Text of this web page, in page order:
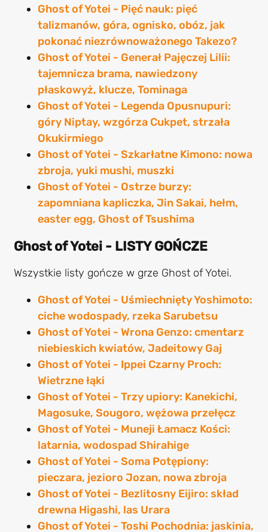
Ghost of Yotei - Pięć nauk: pięć
talizmanów, góra, ognisko, obóz, jak
pokonać niezrównoważonego Takezo?
Ghost of Yotei - Generał Pajęczej Lilii:
tajemnicza brama, nawiedzony
płaskowyż, klucze, Tominaga
Ghost of Yotei - Legenda Opusnupuri:
góry Niptay, wzgórza Cukpet, strzała
Okukirmiego
Ghost of Yotei - Szkarłatne Kimono: nowa
zbroja, yuki mushi, muszki
Ghost of Yotei - Ostrze burzy:
zapomniana kapliczka, Jin Sakai, hełm,
easter egg, Ghost of Tsushima
Ghost of Yotei - LISTY GOŃCZE
Wszystkie listy gończe w grze Ghost of Yotei.
Ghost of Yotei - Uśmiechnięty Yoshimoto:
ciche wodospady, rzeka Sarubetsu
Ghost of Yotei - Wrona Genzo: cmentarz
niebieskich kwiatów, Jadeitowy Gaj
Ghost of Yotei - Ippei Czarny Proch:
Wietrzne łąki
Ghost of Yotei - Trzy upiory: Kanekichi,
Magosuke, Sougoro, wężowa przełęcz
Ghost of Yotei - Muneji Łamacz Kości:
latarnia, wodospad Shirahige
Ghost of Yotei - Soma Potępiony:
pieczara, jezioro Jozan, nowa zbroja
Ghost of Yotei - Bezlitosny Eijiro: skład
drewna Higashi, las Urara
Ghost of Yotei - Toshi Pochodnia: jaskinia,